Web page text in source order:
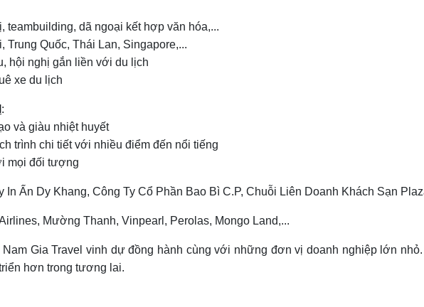
teambuilding, dã ngoại kết hợp văn hóa,...
Trung Quốc, Thái Lan, Singapore,...
hội nghị gắn liền với du lịch
xe du lịch
:
và giàu nhiệt huyết
trình chi tiết với nhiều điểm đến nổi tiếng
mọi đối tượng
In Ấn Dy Khang, Công Ty Cổ Phần Bao Bì C.P, Chuỗi Liên Doanh Khách Sạn
Mường Thanh, Vinpearl, Perolas, Mongo Land,...
Nam Gia Travel vinh dự đồng hành cùng với những đơn vị doanh nghiệp lớn
hơn trong tương lai.